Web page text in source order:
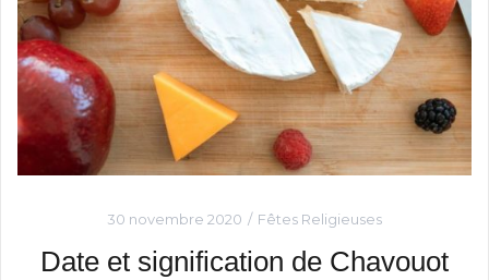
30 novembre 2020 Fêtes Religieuses
Date et signification de Chavouot